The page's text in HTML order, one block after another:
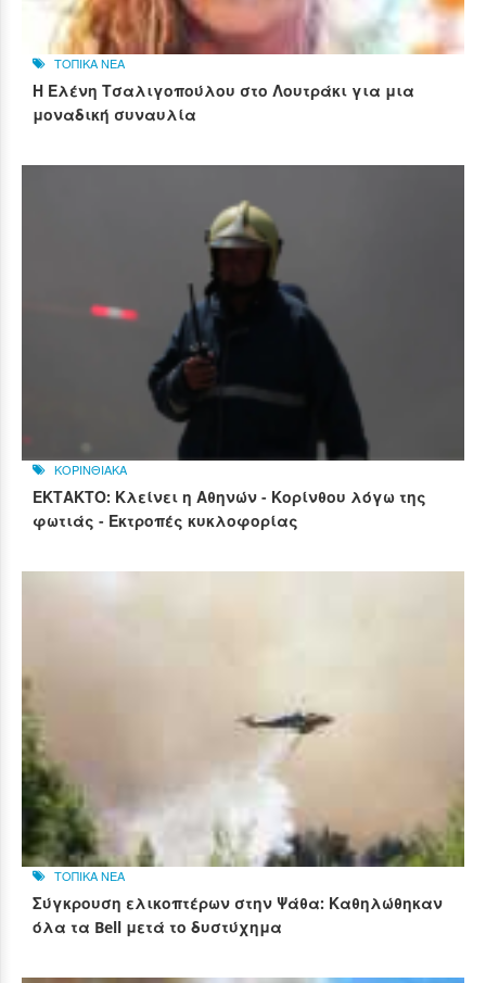
ΤΟΠΙΚΑ ΝΕΑ
Η Ελένη Τσαλιγοπούλου στο Λουτράκι για μια
μοναδική συναυλία
ΚΟΡΙΝΘΙΑΚΑ
ΕΚΤΑΚΤΟ: Κλείνει η Αθηνών - Κορίνθου λόγω της
φωτιάς - Εκτροπές κυκλοφορίας
ΤΟΠΙΚΑ ΝΕΑ
Σύγκρουση ελικοπτέρων στην Ψάθα: Καθηλώθηκαν
όλα τα Bell μετά το δυστύχημα